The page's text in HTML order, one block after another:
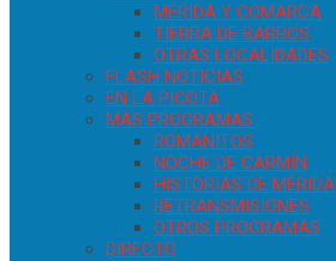
MÉRIDA Y COMARCA
TIERRA DE BARROS
OTRAS LOCALIDADES
FLASH NOTICIAS
EN LA PICOTA
MÁS PROGRAMAS
ROMANITOS
NOCHE DE CARMÍN
HISTORIAS DE MÉRIDA
RETRANSMISIONES
OTROS PROGRAMAS
DIRECTO